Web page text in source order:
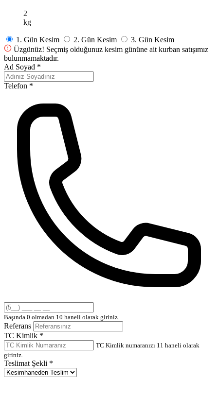
2
kg
1. Gün Kesim 2. Gün Kesim 3. Gün Kesim
Üzgünüz! Seçmiş olduğunuz kesim gününe ait kurban satışımız
bulunmamaktadır.
Ad Soyad *
Telefon *
Başında 0 olmadan 10 haneli olarak giriniz.
Referans
TC Kimlik *
TC Kimlik numaranızı 11 haneli olarak
giriniz.
Teslimat Şekli *